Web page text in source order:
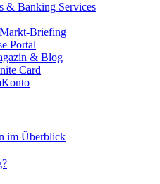
& Banking Services
Briefing
Portal
& Blog
Card
im Überblick